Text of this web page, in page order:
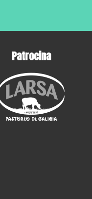
Patrocina